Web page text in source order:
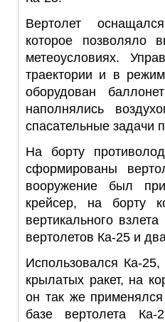
Вертолет
которое
метеоусловиях.
траектории и в
оборудован
наполнялись
спасательные задачи
На борту
сформированы
вооружение был
крейсер, на борту
вертикального
вертолетов Ка-25 и
Использовался Ка-
крылатых ракет, на
он так же
базе вертолета Ка-